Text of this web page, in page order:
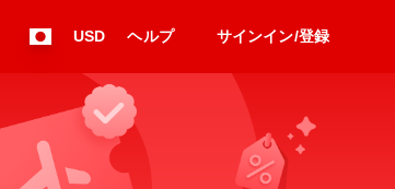
USD ヘルプ サインイン/登録